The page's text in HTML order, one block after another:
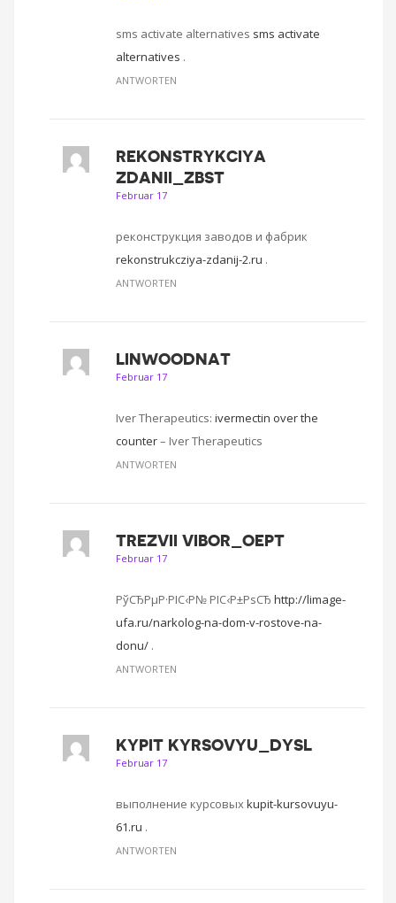
sms activate alternatives sms activate
alternatives .
ANTWORTEN
REKONSTRYKCIYA
ZDANII_ZBST
Februar 17
реконструкция заводов и фабрик
rekonstrukcziya-zdanij-2.ru .
ANTWORTEN
LINWOODNAT
Februar 17
Iver Therapeutics: ivermectin over the
counter– Iver Therapeutics
ANTWORTEN
TREZVII VIBOR_OEPT
Februar 17
РўСЂРµР·РІС‹Р№ РІС‹Р±РѕСЂ http://limage-
ufa.ru/narkolog-na-dom-v-rostove-na-
donu/.
ANTWORTEN
KYPIT KYRSOVYU_DYSL
Februar 17
выполнение курсовыхkupit-kursovuyu-
61.ru .
ANTWORTEN